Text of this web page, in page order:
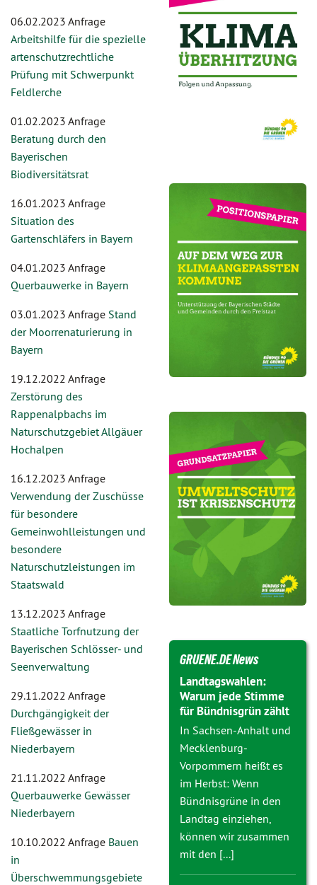
06.02.2023 Anfrage
Arbeitshilfe für die spezielle
artenschutzrechtliche
Prüfung mit Schwerpunkt
Feldlerche
01.02.2023 Anfrage
Beratung durch den
Bayerischen
Biodiversitätsrat
16.01.2023 Anfrage
Situation des
Gartenschläfers in Bayern
04.01.2023 Anfrage
Querbauwerke in Bayern
03.01.2023 Anfrage Stand
der Moorrenaturierung in
Bayern
19.12.2022 Anfrage
Zerstörung des
Rappenalpbachs im
Naturschutzgebiet Allgäuer
Hochalpen
16.12.2023 Anfrage
Verwendung der Zuschüsse
für besondere
Gemeinwohlleistungen und
besondere
Naturschutzleistungen im
Staatswald
13.12.2023 Anfrage
Staatliche Torfnutzung der
Bayerischen Schlösser- und
Seenverwaltung
29.11.2022 Anfrage
Durchgängigkeit der
Fließgewässer in
Niederbayern
21.11.2022 Anfrage
Querbauwerke Gewässer
Niederbayern
10.10.2022 Anfrage Bauen
in
Überschwemmungsgebiete
GRUENE.DE News
Landtagswahlen:
Warum jede Stimme
für Bündnisgrün zählt
In Sachsen-Anhalt und
Mecklenburg-
Vorpommern heißt es
im Herbst: Wenn
Bündnisgrüne in den
Landtag einziehen,
können wir zusammen
mit den [...]